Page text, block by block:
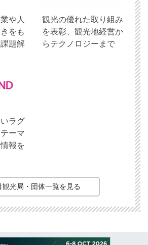
や人
をも
題解
観光の優れた取り組み
を表彰、観光地経営か
らテクノロジーまで
いラグ
ーマ
報を
観光局・団体一覧を見る